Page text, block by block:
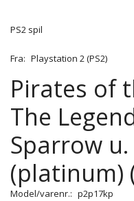
PS2 spil
Fra: Playstation 2 (PS2)
Pirates of
The
Sparrow
(platinum)
Model/varenr.: p2p17kp